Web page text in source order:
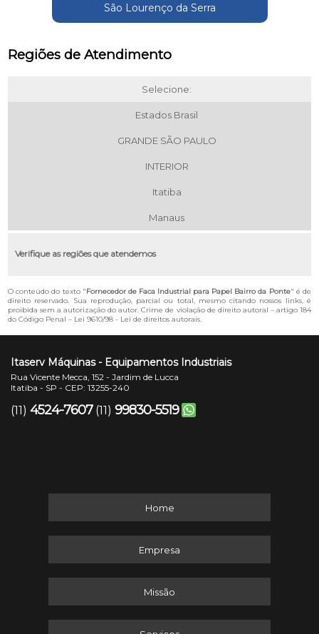
São Lourenço da Serra
Regiões de Atendimento
Selecione:
Estados Brasil
GRANDE SÃO PAULO
INTERIOR
Itatiba
Manaus
Verifique as regiões que atendemos
O conteúdo do texto "Fornecedor de Faca Industrial para Papel Bairro da Ponte" é de
direito reservado. Sua reprodução, parcial ou total, mesmo citando nossos links, é
proibida sem a autorização do autor. Crime de violação de direito autoral – artigo 184
do Código Penal – Lei 9610/98 - Lei de direitos autorais.
Itaserv Máquinas - Equipamentos Industriais
Rua Vicente Mecca, 152 - Jardim de Lucca
Itatiba - SP - CEP: 13255-240
(11) 4524-7607 (11) 99830-5519
Home
Empresa
Missão